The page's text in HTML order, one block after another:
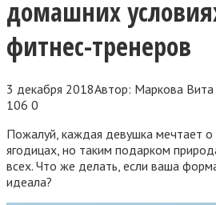
домашних
фитнес-тренеров
3 декабря 2018Автор: Маркова Вита
106 0
Пожалуй, каждая девушка мечтает о
ягодицах, но таким подарком
всех. Что же делать, если ваша
идеала?